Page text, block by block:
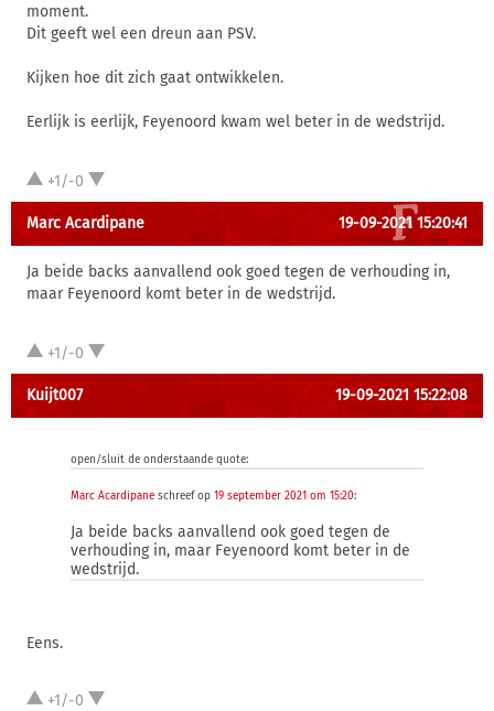
moment.
Dit geeft wel een dreun aan PSV.
Kijken hoe dit zich gaat ontwikkelen.
Eerlijk is eerlijk, Feyenoord kwam wel beter in de wedstrijd.
+1/-0
Marc Acardipane 19-09-2021 15:20:41
Ja beide backs aanvallend ook goed tegen de verhouding in,
maar Feyenoord komt beter in de wedstrijd.
+1/-0
Kuijt007 19-09-2021 15:22:08
open/sluit de onderstaande quote:
Marc Acardipane schreef op 19 september 2021 om 15:20:
Ja beide backs aanvallend ook goed tegen de
verhouding in, maar Feyenoord komt beter in de
wedstrijd.
Eens.
+1/-0